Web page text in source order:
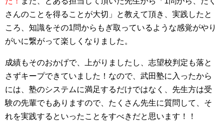
さんのことを得ることが大切」と教えて頂き、実践したと
ころ、知識をその1問からもぎ取っているような感覚がやり
がいに繋がって楽しくなりました。
成績もそのおかげで、上がりましたし、志望校判定も落と
さずキープできていました！なので、武田塾に入ったから
には、塾のシステムに満足するだけではなく、先生方は受
験の先輩でもありますので、たくさん先生に質問して、そ
れを実践するといったことをすべきだと思います！！